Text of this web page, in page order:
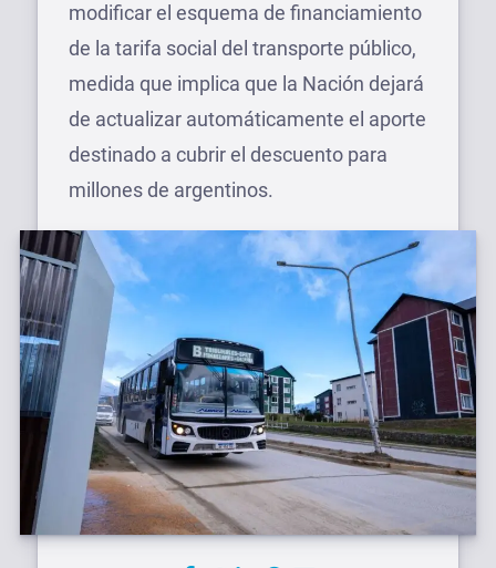
modificar el esquema de financiamiento
de la tarifa social del transporte público,
medida que implica que la Nación dejará
de actualizar automáticamente el aporte
destinado a cubrir el descuento para
millones de argentinos.